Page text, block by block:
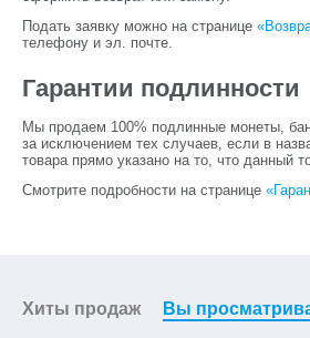
Подать заявку можно на странице
телефону и эл. почте.
Гарантии подлинности
Мы продаем 100% подлинные монеты,
за исключением тех случаев, если в
товара прямо указано на то, что данный
Смотрите подробности на странице
Хиты продаж Вы